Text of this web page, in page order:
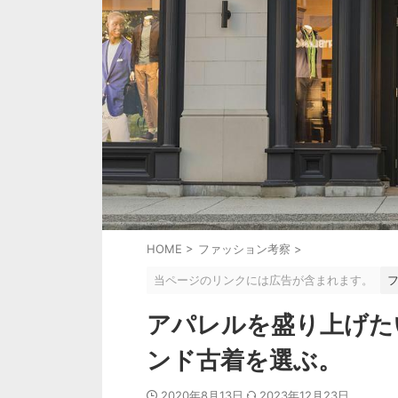
HOME > ファッション考察 >
当ページのリンクには広告が含まれます。
アパレルを盛り上げ
ンド古着を選ぶ。